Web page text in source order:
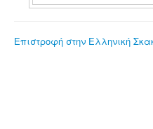
Επιστροφή στην Ελληνική